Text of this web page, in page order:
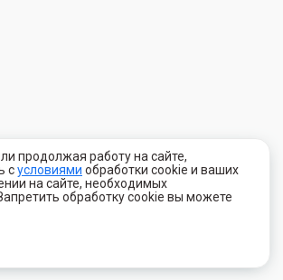
продолжая работу на сайте,
сусловиями обработки cookie и ваших
на сайте, необходимых
обработку cookie вы можете